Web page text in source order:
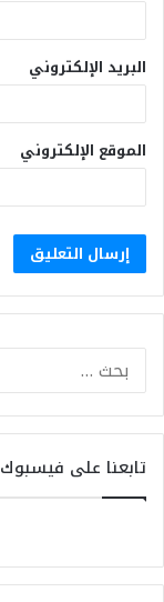
البريد الإلكتروني
الموقع الإلكتروني
تابعنا على فيسبوك